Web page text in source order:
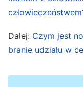
jest właśnie
wielu
się do Boga
Dalej: Czym jest
branie udziału w